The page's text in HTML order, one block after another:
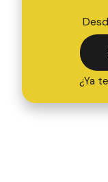
¿Ya